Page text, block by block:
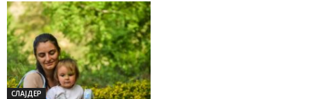
СЛАЈДЕР